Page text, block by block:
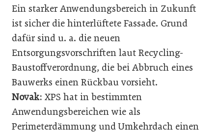
Ein starker Anwendungsbereich in Zukunft
ist sicher die hinterlüftete Fassade. Grund
dafür sind u. a. die neuen
Entsorgungsvorschriften laut Recycling-
Baustoffverordnung, die bei Abbruch eines
Bauwerks einen Rückbau vorsieht.
Novak: XPS hat in bestimmten
Anwendungsbereichen wie als
Perimeterdämmung und Umkehrdach einen